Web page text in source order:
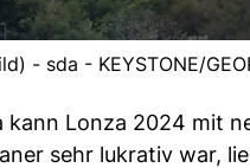
- sda - KEYSTONE/
kann Lonza 2024 mit
sehr lukrativ war,